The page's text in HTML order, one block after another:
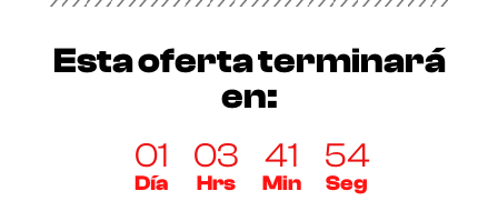
Esta oferta terminará
en:
01
Día
03
Hrs
41
Min
54
Seg